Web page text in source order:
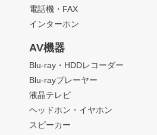
電話機・FAX
インターホン
AV機器
Blu-ray・HDDレコーダー
Blu-rayプレーヤー
液晶テレビ
ヘッドホン・イヤホン
スピーカー